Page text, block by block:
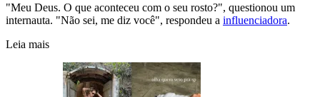
"Meu Deus. O que aconteceu com o seu rosto?", questionou um
internauta. "Não sei, me diz você", respondeu a influenciadora.
Leia mais